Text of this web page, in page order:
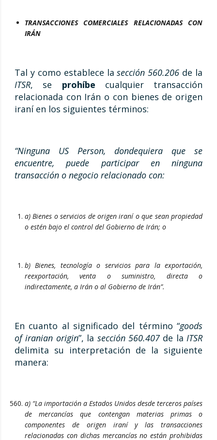
TRANSACCIONES COMERCIALES RELACIONADAS CON
IRÁN
Tal y como establece lasección 560.206 de la
ITSR, se prohíbe cualquier transacción
relacionada con Irán o con bienes de origen
iraní en los siguientes términos:
“Ninguna US Person, dondequiera que se
encuentre, puede participar en ninguna
transacción o negocio relacionado con:
a) Bienes o servicios de origen iraní o que sean propiedad
o estén bajo el control del Gobierno de Irán; o
b) Bienes, tecnología o servicios para la exportación,
reexportación, venta o suministro, directa o
indirectamente, a Irán o al Gobierno de Irán”.
En cuanto al significado del término “goods
of iranian origin”, la sección 560.407de la ITSR
delimita su interpretación de la siguiente
manera:
a) “La importación a Estados Unidos desde terceros países
de mercancías que contengan materias primas o
componentes de origen iraní y las transacciones
relacionadas con dichas mercancías no están prohibidas